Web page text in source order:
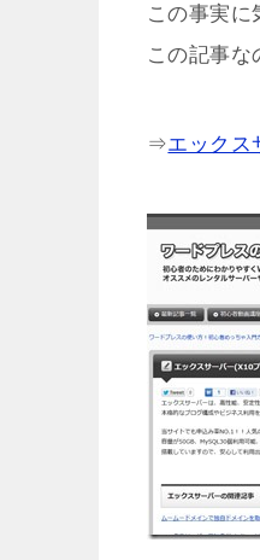
この事実に
この記事な
⇒エックス